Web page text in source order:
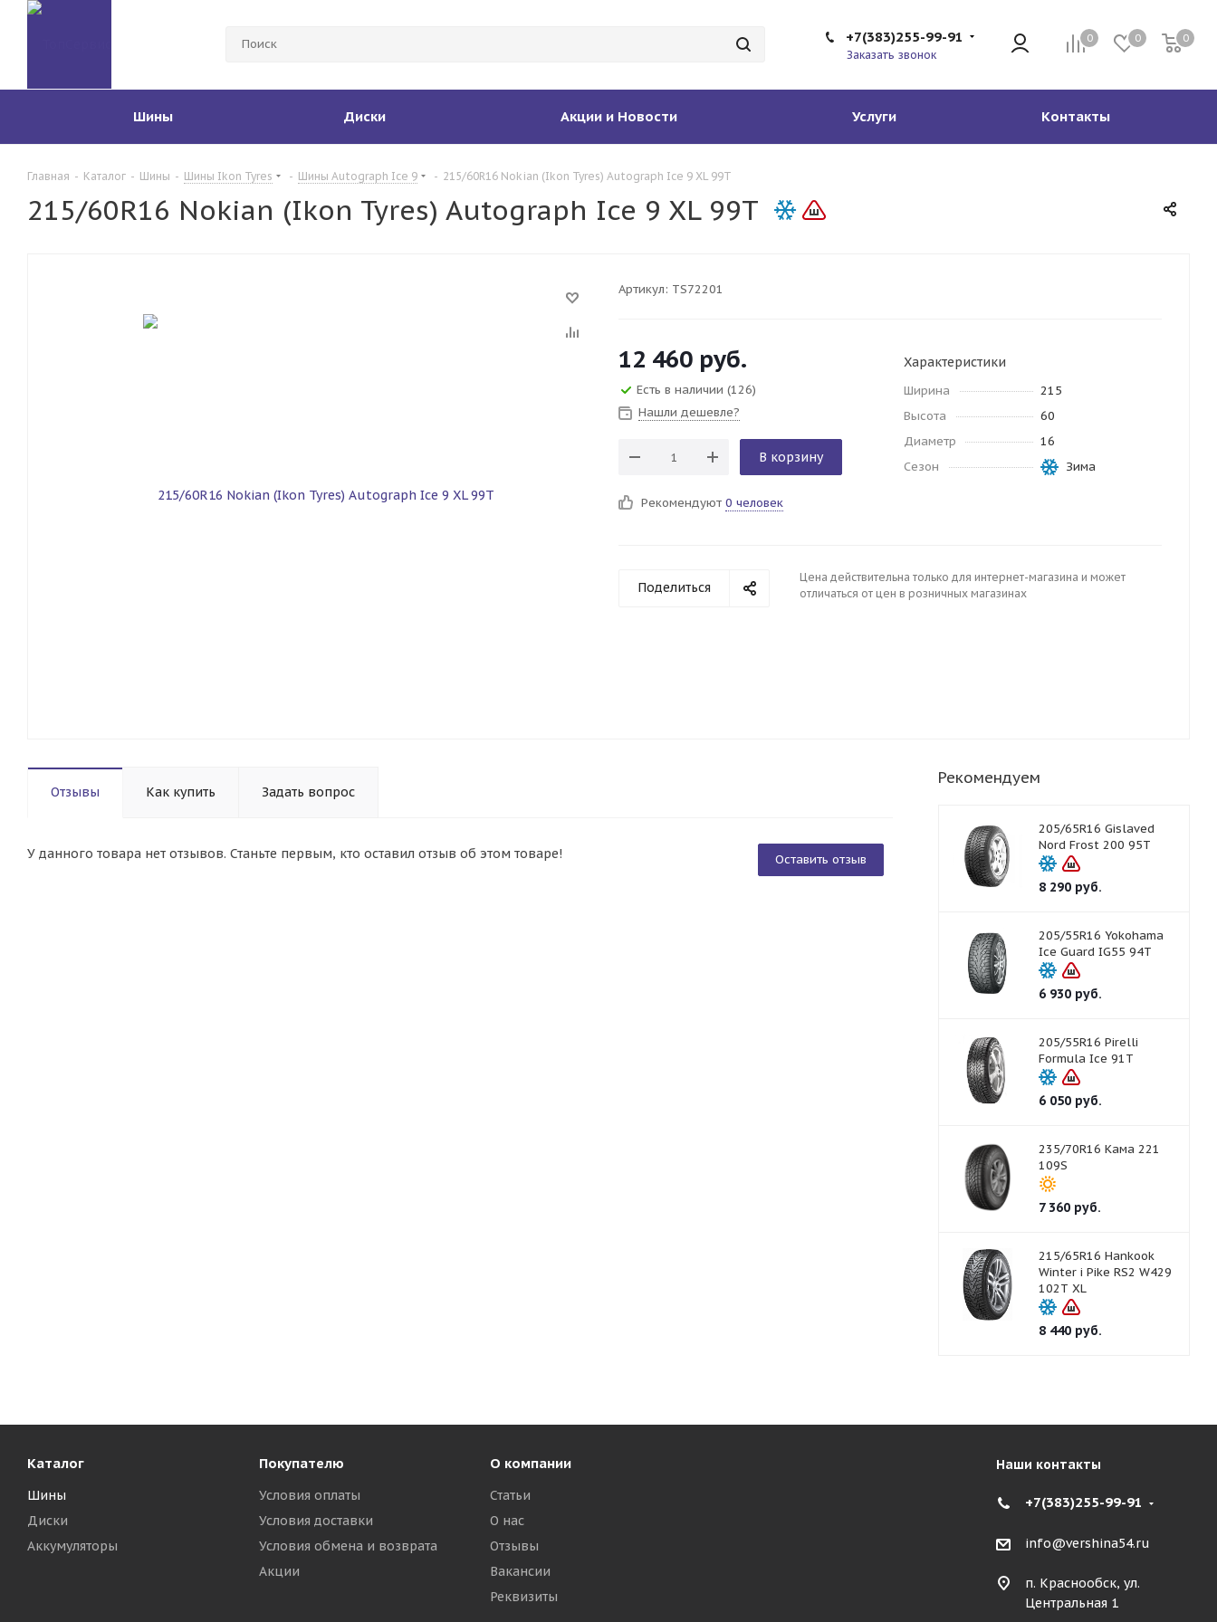
0 0 0
+7(383)255-99-91
Заказать звонок
Шины Диски Акции и Новости Услуги Контакты
Главная - Каталог - Шины - Шины Ikon Tyres - Шины Autograph Ice 9 - 215/60R16 Nokian (Ikon Tyres) Autograph Ice 9 XL 99T
215/60R16 Nokian (Ikon Tyres) Autograph Ice 9 XL 99T
Артикул: TS72201
12 460 руб.
Есть в наличии (126)
Нашли дешевле?
В корзину
Рекомендуют 0 человек
Характеристики
Ширина
215
Высота
60
Диаметр
16
Сезон
Зима
Поделиться
Цена действительна только для интернет-магазина и может
отличаться от цен в розничных магазинах
Отзывы Как купить Задать вопрос
Оставить отзыв
У данного товара нет отзывов. Станьте первым, кто оставил отзыв об этом товаре!
Рекомендуем
205/65R16 Gislaved
Nord Frost 200 95T
8 290руб.
205/55R16 Yokohama
Ice Guard IG55 94T
6 930руб.
205/55R16 Pirelli
Formula Ice 91T
6 050руб.
235/70R16 Кама 221
109S
7 360руб.
215/65R16 Hankook
Winter i Pike RS2 W429
102T XL
8 440руб.
Каталог
Шины
Диски
Аккумуляторы
Покупателю
Условия оплаты
Условия доставки
Условия обмена и возврата
Акции
О компании
Статьи
О нас
Отзывы
Вакансии
Реквизиты
Наши контакты
+7(383)255-99-91
info@vershina54.ru
п. Краснообск, ул.
Центральная 1